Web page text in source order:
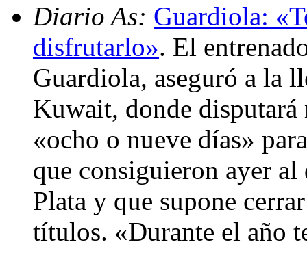
Diario As: Guardiola:
disfrutarlo». El
Guardiola, aseguró a la
Kuwait, donde disputará
«ocho o nueve días»
que consiguieron ayer
Plata y que supone
títulos. «Durante el año